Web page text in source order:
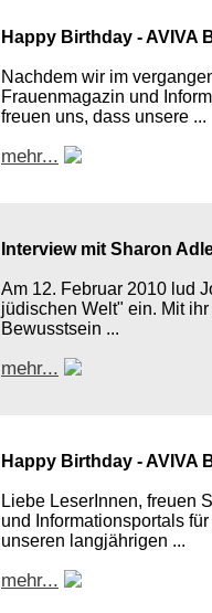
Happy Birthday - AVIVA
Nachdem wir im
Frauenmagazin und
freuen uns, dass unsere ...
mehr...
Interview mit Sharon
Am 12. Februar 2010 lud
jüdischen Welt" ein. Mit
Bewusstsein ...
mehr...
Happy Birthday - AVIVA
Liebe LeserInnen, freuen
und Informationsportals
unseren langjährigen ...
mehr...